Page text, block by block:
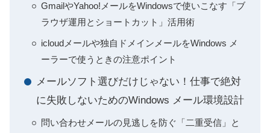
GmailやYahoo!メールをWindowsで使いこなす「ブ
ラウザ運用とショートカット」活用術
icloudメールや独自ドメインメールをWindows メ
ーラーで使うときの注意ポイント
メールソフト選びだけじゃない！仕事で絶対
に失敗しないためのWindows メール環境設計
問い合わせメールの見逃しを防ぐ「二重受信」と